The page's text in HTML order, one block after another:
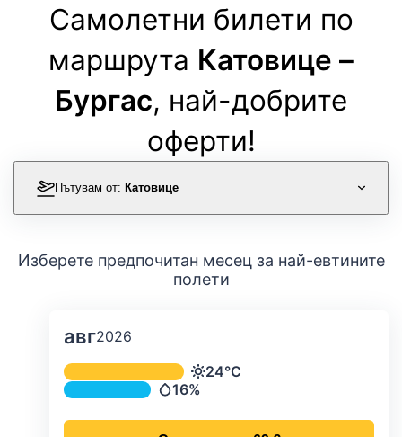
Самолетни билети по
маршрута Катовице –
Бургас, най-добрите
оферти!
Пътувам от: Катовице
Изберете предпочитан месец за най-евтините
полети
авг2026
Средна месечна температура и
Температура
24°C
Валежи
16%